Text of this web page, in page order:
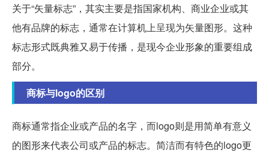
关于“矢量标志”，其实主要是指国家机构、商业企业或其
他有品牌的标志，通常在计算机上呈现为矢量图形。这种
标志形式既典雅又易于传播，是现今企业形象的重要组成
部分。
商标与logo的区别
商标通常指企业或产品的名字，而logo则是用简单有意义
的图形来代表公司或产品的标志。简洁而有特色的logo更